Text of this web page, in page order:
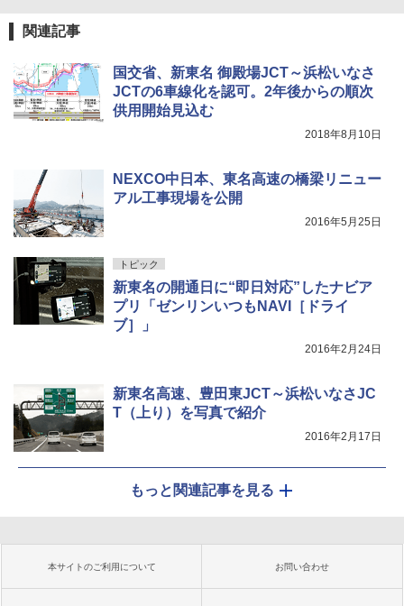
関連記事
国交省、新東名 御殿場JCT～浜松いなさ
JCTの6車線化を認可。2年後からの順次
供用開始見込む
2018年8月10日
NEXCO中日本、東名高速の橋梁リニュー
アル工事現場を公開
2016年5月25日
トピック
新東名の開通日に“即日対応”したナビア
プリ「ゼンリンいつもNAVI［ドライ
ブ］」
2016年2月24日
新東名高速、豊田東JCT～浜松いなさJC
T（上り）を写真で紹介
2016年2月17日
もっと関連記事を見る
本サイトのご利用について お問い合わせ